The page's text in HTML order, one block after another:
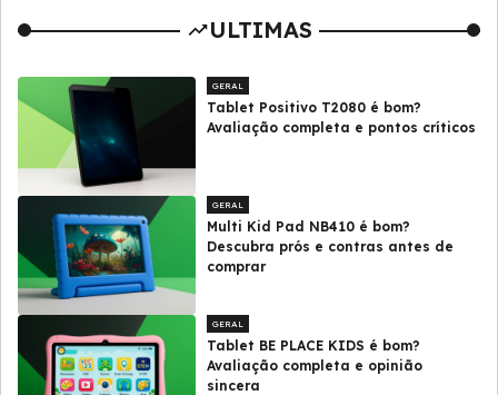
ULTIMAS
GERAL
Tablet Positivo T2080 é bom?
Avaliação completa e pontos críticos
GERAL
Multi Kid Pad NB410 é bom?
Descubra prós e contras antes de
comprar
GERAL
Tablet BE PLACE KIDS é bom?
Avaliação completa e opinião
sincera